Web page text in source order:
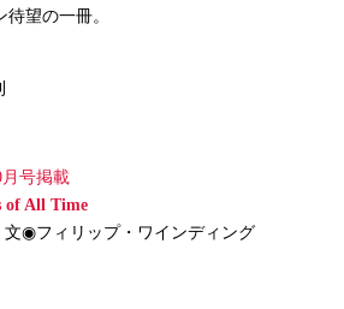
望の一冊。
月号掲載
of All Time
◉フィリップ・ワインディング